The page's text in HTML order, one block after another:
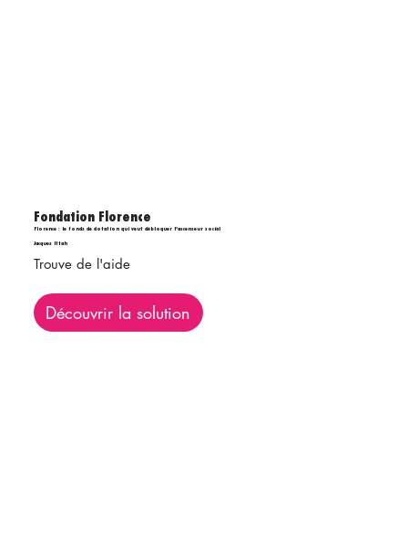
Fondation Florence
Florence : le fonds de dotation qui veut débloquer l’ascenseur social
Jacques Ittah
Trouve de l'aide
Découvrir la solution